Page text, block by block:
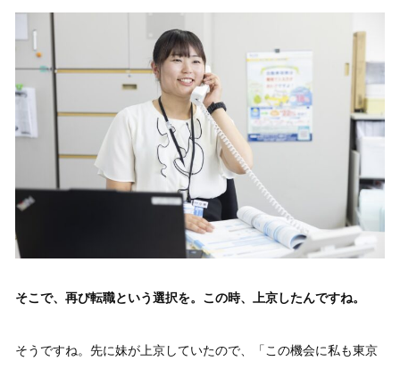
そこで、再び転職という選択を。この時、上京したんですね。
そうですね。先に妹が上京していたので、「この機会に私も東京